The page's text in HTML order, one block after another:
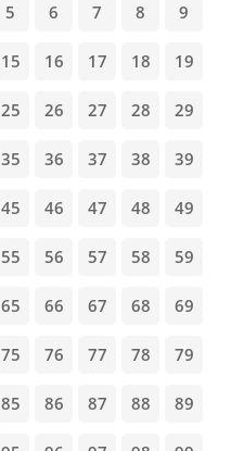
5 6 7 8 9
15 16 17 18 19
25 26 27 28 29
35 36 37 38 39
45 46 47 48 49
55 56 57 58 59
65 66 67 68 69
75 76 77 78 79
85 86 87 88 89